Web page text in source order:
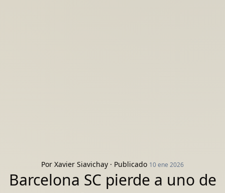
Por Xavier Siavichay · Publicado 10 ene 2026
Barcelona SC pierde a uno de